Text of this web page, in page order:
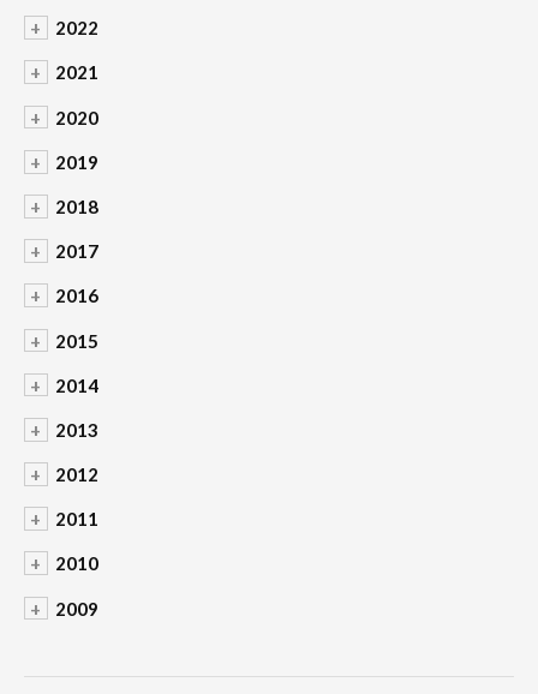
+ 2022
+ 2021
+ 2020
+ 2019
+ 2018
+ 2017
+ 2016
+ 2015
+ 2014
+ 2013
+ 2012
+ 2011
+ 2010
+ 2009